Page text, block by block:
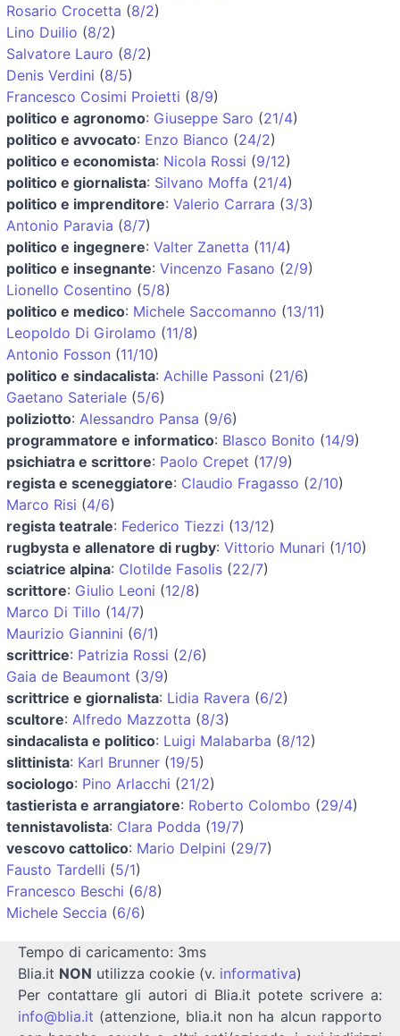
Rosario Crocetta (8/2)
Lino Duilio (8/2)
Salvatore Lauro (8/2)
Denis Verdini (8/5)
Francesco Cosimi Proietti (8/9)
politico e agronomo: Giuseppe Saro (21/4)
politico e avvocato: Enzo Bianco (24/2)
politico e economista: Nicola Rossi (9/12)
politico e giornalista: Silvano Moffa (21/4)
politico e imprenditore: Valerio Carrara (3/3)
Antonio Paravia (8/7)
politico e ingegnere: Valter Zanetta (11/4)
politico e insegnante: Vincenzo Fasano (2/9)
Lionello Cosentino (5/8)
politico e medico: Michele Saccomanno (13/11)
Leopoldo Di Girolamo (11/8)
Antonio Fosson (11/10)
politico e sindacalista: Achille Passoni (21/6)
Gaetano Sateriale (5/6)
poliziotto: Alessandro Pansa (9/6)
programmatore e informatico: Blasco Bonito (14/9)
psichiatra e scrittore: Paolo Crepet (17/9)
regista e sceneggiatore: Claudio Fragasso (2/10)
Marco Risi (4/6)
regista teatrale: Federico Tiezzi (13/12)
rugbysta e allenatore di rugby: Vittorio Munari (1/10)
sciatrice alpina: Clotilde Fasolis (22/7)
scrittore: Giulio Leoni (12/8)
Marco Di Tillo (14/7)
Maurizio Giannini (6/1)
scrittrice: Patrizia Rossi (2/6)
Gaia de Beaumont (3/9)
scrittrice e giornalista: Lidia Ravera (6/2)
scultore: Alfredo Mazzotta (8/3)
sindacalista e politico: Luigi Malabarba (8/12)
slittinista: Karl Brunner (19/5)
sociologo: Pino Arlacchi (21/2)
tastierista e arrangiatore: Roberto Colombo (29/4)
tennistavolista: Clara Podda (19/7)
vescovo cattolico: Mario Delpini (29/7)
Fausto Tardelli (5/1)
Francesco Beschi (6/8)
Michele Seccia (6/6)
Tempo di caricamento: 3ms
Blia.it NON utilizza cookie (v. informativa)
Per contattare gli autori di Blia.it potete scrivere a:
info@blia.it (attenzione, blia.it non ha alcun rapporto